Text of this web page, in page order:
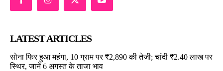
LATEST ARTICLES
सोना फिर हुआ महंगा, 10 ग्राम पर ₹2,890 की तेजी; चांदी ₹2.40 लाख पर
स्थिर, जानें 6 अगस्त के ताजा भाव